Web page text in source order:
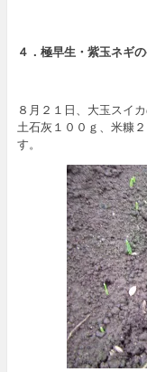
４． 極早生・紫玉ネギ
８月２１日、大玉スイ
土石灰１００ｇ、米糠
す。